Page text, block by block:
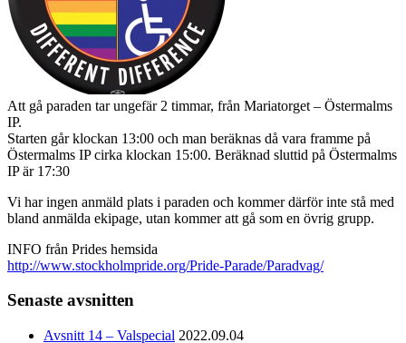
Att gå paraden tar ungefär 2 timmar, från Mariatorget – Östermalms
IP.
Starten går klockan 13:00 och man beräknas då vara framme på
Östermalms IP cirka klockan 15:00. Beräknad sluttid på Östermalms
IP är 17:30
Vi har ingen anmäld plats i paraden och kommer därför inte stå med
bland anmälda ekipage, utan kommer att gå som en övrig grupp.
INFO från Prides hemsida
http://www.stockholmpride.org/Pride-Parade/Paradvag/
Senaste avsnitten
Avsnitt 14 – Valspecial 2022.09.04